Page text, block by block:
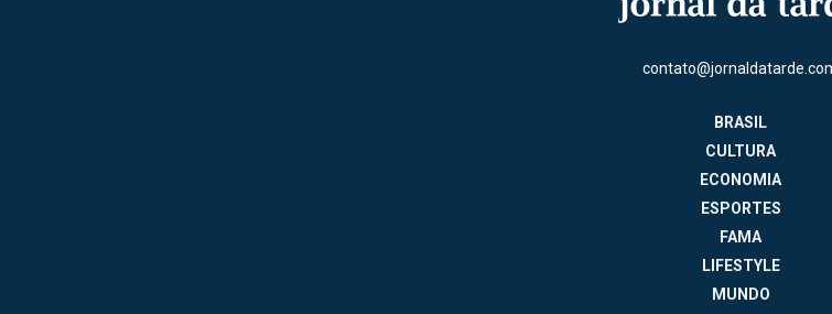
BRASIL
CULTURA
ECONOMIA
ESPORTES
FAMA
LIFESTYLE
MUNDO